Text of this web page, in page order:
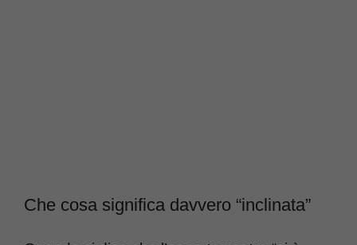
Che cosa significa davvero “inclinata”